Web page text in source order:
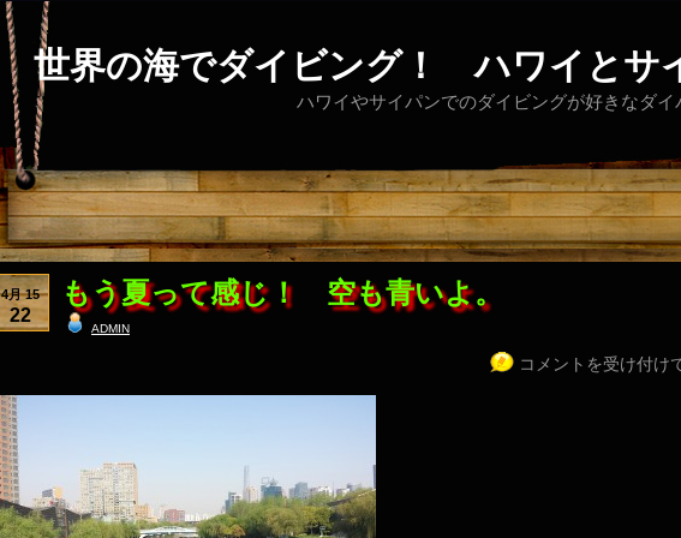
世界の海でダイビング！ ハワイとサ
ハワイやサイパンでのダイビングが好きなダイ
4月 15
22
もう夏って感じ！ 空も青いよ。
admin
コメントを受け付け